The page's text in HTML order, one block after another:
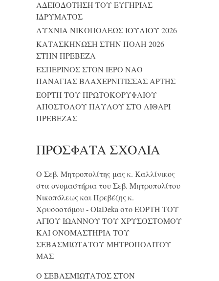
ΑΔΕΙΟΔΟΤΗΣΗ ΤΟΥ ΕΥΓΗΡΙΑΣ
ΙΔΡΥΜΑΤΟΣ
ΛΥΧΝΙΑ ΝΙΚΟΠΟΛΕΩΣ ΙΟΥΛΙΟΥ 2026
ΚΑΤΑΣΚΗΝΩΣΗ ΣΤΗΝ ΠΟΛΗ 2026
ΣΤΗΝ ΠΡΕΒΕΖΑ
ΕΣΠΕΡΙΝΟΣ ΣΤΟΝ ΙΕΡΟ ΝΑΟ
ΠΑΝΑΓΙΑΣ ΒΛΑΧΕΡΝΙΤΙΣΣΑΣ ΑΡΤΗΣ
ΕΟΡΤΗ ΤΟΥ ΠΡΩΤΟΚΟΡΥΦΑΙΟΥ
ΑΠΟΣΤΟΛΟΥ ΠΑΥΛΟΥ ΣΤΟ ΛΙΘΑΡΙ
ΠΡΕΒΕΖΑΣ
ΠΡΌΣΦΑΤΑ ΣΧΌΛΙΑ
Ο Σεβ. Μητροπολίτης μας κ. Καλλίνικος
στα ονομαστήρια του Σεβ. Μητροπολίτου
Νικοπόλεως και Πρεβέζης κ.
Χρυσοστόμου - OlaDeka στοΕΟΡΤΗ ΤΟΥ
ΑΓΙΟΥ ΙΩΑΝΝΟΥ ΤΟΥ ΧΡΥΣΟΣΤΟΜΟΥ
ΚΑΙ ONΟΜΑΣΤΗΡΙΑ ΤΟΥ
ΣΕΒΑΣΜΙΩΤΑΤΟΥ ΜΗΤΡΟΠΟΛΙΤΟΥ
ΜΑΣ
Ο ΣΕΒΑΣΜΙΩΤΑΤΟΣ ΣΤΟΝ